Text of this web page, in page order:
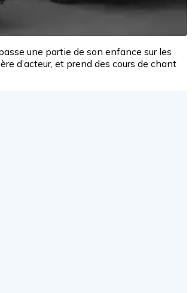
une partie de son enfance sur les
d’acteur, et prend des cours de chant